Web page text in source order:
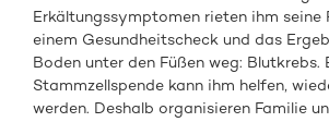
Erkältungssymptomen rieten ihm seine
einem Gesundheitscheck und das
Boden unter den Füßen weg: Blutkrebs.
Stammzellspende kann ihm helfen,
werden. Deshalb organisieren Familie